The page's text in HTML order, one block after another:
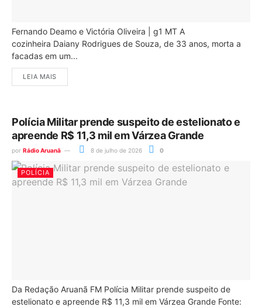
Fernando Deamo e Victória Oliveira | g1 MT A
cozinheira Daiany Rodrigues de Souza, de 33 anos, morta a
facadas em um...
LEIA MAIS
Polícia Militar prende suspeito de estelionato e
apreende R$ 11,3 mil em Várzea Grande
por Rádio Aruanã 8 de julho de 2026 0
POLÍCIA
Da Redação Aruanã FM Polícia Militar prende suspeito de
estelionato e apreende R$ 11,3 mil em Várzea Grande Fonte: